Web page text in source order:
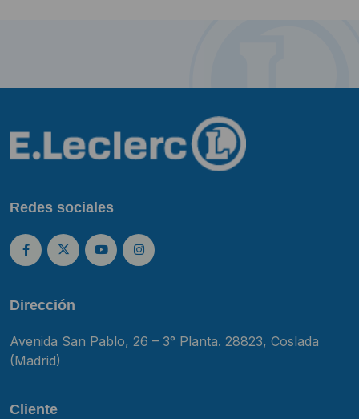
Redes sociales
Dirección
Avenida San Pablo, 26 – 3° Planta. 28823, Coslada
(Madrid)
Cliente